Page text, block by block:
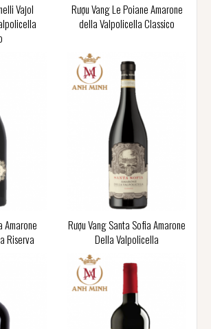
Vajol
Rượu Vang Le Poiane Amarone
della Valpolicella Classico
Amarone
Riserva
Rượu Vang Santa Sofia Amarone
Della Valpolicella